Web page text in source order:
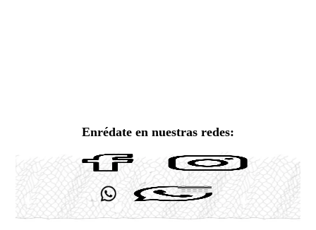
Enrédate en nuestras redes: